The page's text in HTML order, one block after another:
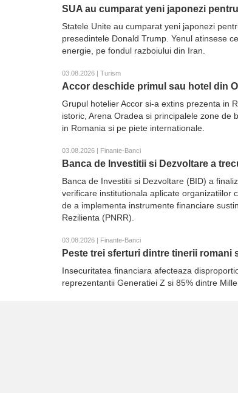
SUA au cumparat yeni japonezi
Statele Unite au cumparat yeni japonezi
presedintele Donald Trump. Yenul atinsese
energie, pe fondul razboiului din Iran.
03.08.2026 | Turism
Accor deschide primul sau hotel din
Grupul hotelier Accor si-a extins prezenta in
istoric, Arena Oradea si principalele zone de
in Romania si pe piete internationale.
03.08.2026 | Finante-Banci
Banca de Investitii si Dezvoltare a
Banca de Investitii si Dezvoltare (BID) a
verificare institutionala aplicate organizatiilor
de a implementa instrumente financiare
Rezilienta (PNRR).
03.08.2026 | Finante-Banci
Peste trei sferturi dintre tinerii
Insecuritatea financiara afecteaza
reprezentantii Generatiei Z si 85% dintre